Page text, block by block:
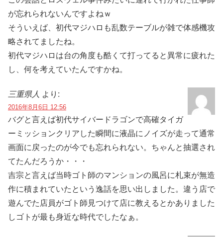
が忘れられないんですよねｗ
そういえば、初代マジハロも乱数テーブルが雑で体感機攻
略されてましたね。
初代マジハロは台の角度も酷くて打ってると異常に疲れた
し、何を考えていたんですかね。
三重県人 より:
2016年8月6日 12:56
バグと言えば初代サイバードラゴンで高確タイガ
ーミッションクリアした瞬間に液晶にノイズが走って通常
画面に戻ったのが今でも忘れられない。ちゃんと抽選され
てたんだろうか・・・
吉宗と言えば当時ゴト師のマンションの風呂に札束が無造
作に積まれていたという逸話を思い出しました。違う店で
遊んでた店員がゴト師見つけて店に教えるとかありました
しゴトが最も身近な時代でしたなぁ。